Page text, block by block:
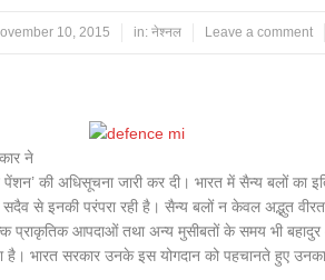
10, 2015 in: नेश्नल Leave a comment
ने
की अधिसूचना जारी कर दी। भारत में सैन्‍य बलों का
सदैव से इनकी परंपरा रही है। सैन्‍य बलों न केवल अद्भुत
प्राकृतिक आपदाओं तथा अन्‍य मुसीबतों के समय भी
है। भारत सरकार उनके इस योगदान को पहचानते हुए